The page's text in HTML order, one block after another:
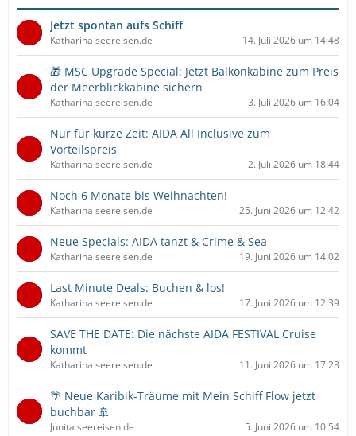
Jetzt spontan aufs Schiff
Katharina seereisen.de 14. Juli 2026 um 14:48
🎁 MSC Upgrade Special: Jetzt Balkonkabine zum Preis
der Meerblickkabine sichern
Katharina seereisen.de 3. Juli 2026 um 16:04
Nur für kurze Zeit: AIDA All Inclusive zum
Vorteilspreis
Katharina seereisen.de 2. Juli 2026 um 18:44
Noch 6 Monate bis Weihnachten!
Katharina seereisen.de 25. Juni 2026 um 12:42
Neue Specials: AIDA tanzt & Crime & Sea
Katharina seereisen.de 19. Juni 2026 um 14:02
Last Minute Deals: Buchen & los!
Katharina seereisen.de 17. Juni 2026 um 12:39
SAVE THE DATE: Die nächste AIDA FESTIVAL Cruise
kommt
Katharina seereisen.de 11. Juni 2026 um 17:28
🌴 Neue Karibik-Träume mit Mein Schiff Flow jetzt
buchbar 🚢
Junita seereisen.de 5. Juni 2026 um 10:54